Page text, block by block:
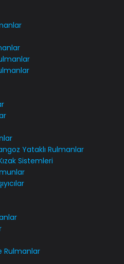
Yataklı Rulmanlar
Sistemleri
Rulmanlar